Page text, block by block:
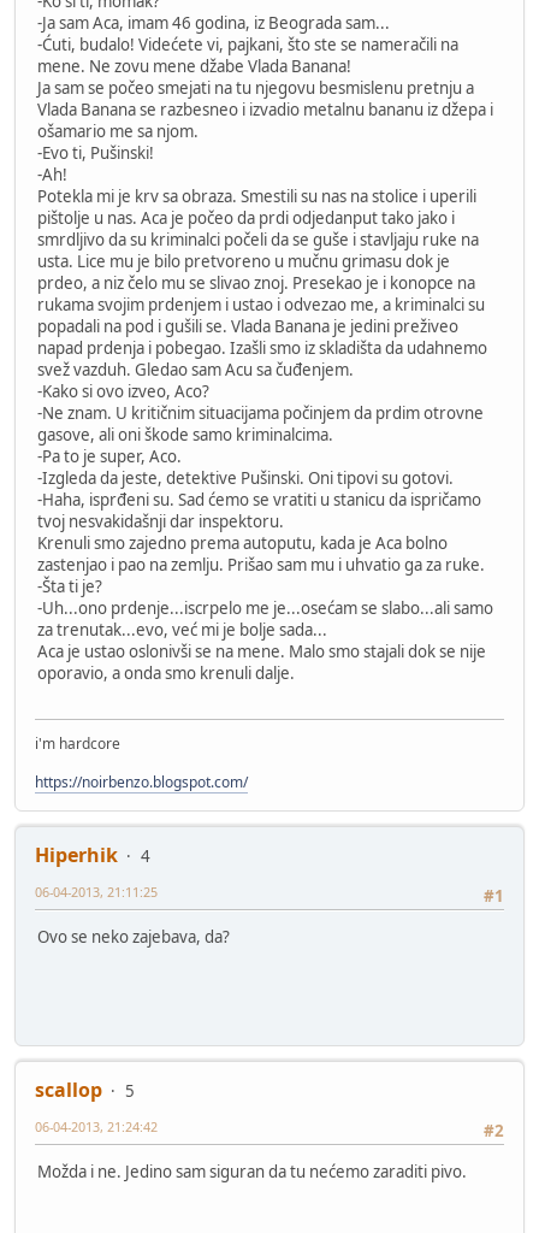
-Ja sam Aca, imam 46 godina, iz Beograda sam...
-Ćuti, budalo! Videćete vi, pajkani, što ste se nameračili na
mene. Ne zovu mene džabe Vlada Banana!
Ja sam se počeo smejati na tu njegovu besmislenu pretnju a
Vlada Banana se razbesneo i izvadio metalnu bananu iz džepa i
ošamario me sa njom.
-Evo ti, Pušinski!
-Ah!
Potekla mi je krv sa obraza. Smestili su nas na stolice i uperili
pištolje u nas. Aca je počeo da prdi odjedanput tako jako i
smrdljivo da su kriminalci počeli da se guše i stavljaju ruke na
usta. Lice mu je bilo pretvoreno u mučnu grimasu dok je
prdeo, a niz čelo mu se slivao znoj. Presekao je i konopce na
rukama svojim prdenjem i ustao i odvezao me, a kriminalci su
popadali na pod i gušili se. Vlada Banana je jedini preživeo
napad prdenja i pobegao. Izašli smo iz skladišta da udahnemo
svež vazduh. Gledao sam Acu sa čuđenjem.
-Kako si ovo izveo, Aco?
-Ne znam. U kritičnim situacijama počinjem da prdim otrovne
gasove, ali oni škode samo kriminalcima.
-Pa to je super, Aco.
-Izgleda da jeste, detektive Pušinski. Oni tipovi su gotovi.
-Haha, isprđeni su. Sad ćemo se vratiti u stanicu da ispričamo
tvoj nesvakidašnji dar inspektoru.
Krenuli smo zajedno prema autoputu, kada je Aca bolno
zastenjao i pao na zemlju. Prišao sam mu i uhvatio ga za ruke.
-Šta ti je?
-Uh...ono prdenje...iscrpelo me je...osećam se slabo...ali samo
za trenutak...evo, već mi je bolje sada...
Aca je ustao oslonivši se na mene. Malo smo stajali dok se nije
oporavio, a onda smo krenuli dalje.
i'm hardcore
https://noirbenzo.blogspot.com/
Hiperhik
4
#1
06-04-2013, 21:11:25
Ovo se neko zajebava, da?
scallop
5
#2
06-04-2013, 21:24:42
Možda i ne. Jedino sam siguran da tu nećemo zaraditi pivo.